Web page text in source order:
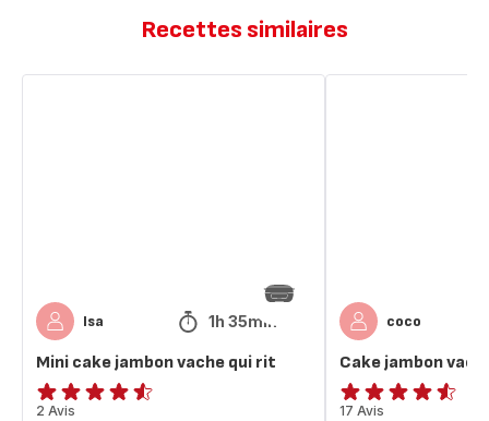
Recettes similaires
Isa 1h 35min
Mini cake jambon vache qui rit
ratings.4.5
2 Avis
coco
Cake jambon
ratings.4.5
17 Avis